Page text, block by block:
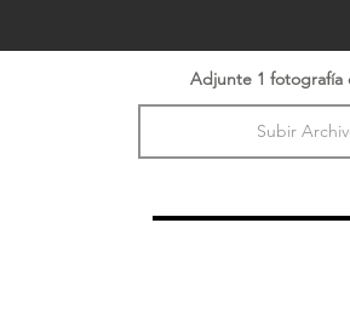
Adjunte 1 fotografía
Subir